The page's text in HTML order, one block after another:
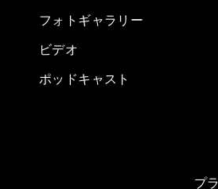
フォトギャラリー
ビデオ
ポッドキャスト
プ